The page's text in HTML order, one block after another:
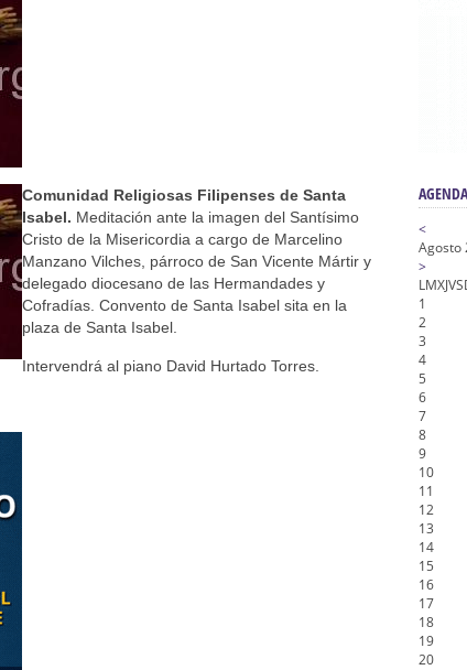
Vía Crucis y Traslado – Siete Palabras
de Nuestro Padre Jesús de la Pasión
de Gracia y Esperanza – San Roque
Comunidad Religiosas Filipenses de Santa
Isabel. Meditación ante la imagen del Santísimo
Cristo de la Misericordia a cargo de Marcelino
Manzano Vilches, párroco de San Vicente Mártir y
delegado diocesano de las Hermandades y
Cofradías. Convento de Santa Isabel sita en la
plaza de Santa Isabel.
Intervendrá al piano David Hurtado Torres.
<
Agosto
>
LMXJVS
1
2
3
4
5
6
7
8
9
10
11
12
13
14
15
16
17
18
19
20